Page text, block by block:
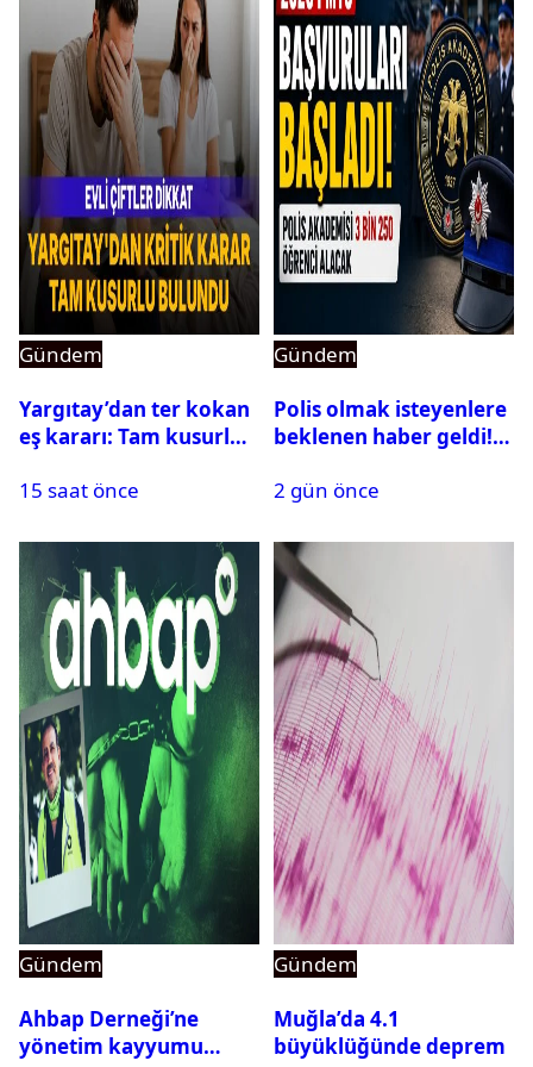
Gündem
Yargıtay’dan ter kokan
eş kararı: Tam kusurlu
15 saat önce
Gündem
Polis olmak isteyenlere
beklenen haber geldi!
2 gün önce
Gündem
Ahbap Derneği’ne
yönetim kayyumu
Gündem
Muğla’da 4.1
büyüklüğünde deprem